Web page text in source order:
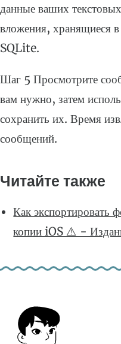
данные ваших
вложения, хранящиеся
SQLite.
Шаг 5 Просмотрите
вам нужно, затем
сохранить их. Время
сообщений.
Читайте также
Как экспортировать
копии iOS ⚠️ -